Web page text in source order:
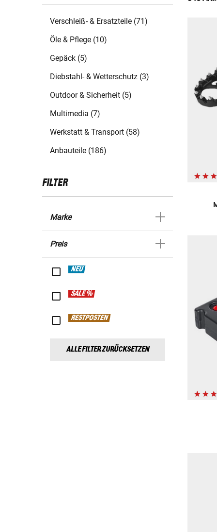
Verschleiß- & Ersatzteile (71)
Öle & Pflege (10)
Gepäck (5)
Diebstahl- & Wetterschutz (3)
Outdoor & Sicherheit (5)
Multimedia (7)
Werkstatt & Transport (58)
Anbauteile (186)
FILTER
Marke
Preis
NEU
SALE %
RESTPOSTEN
ALLE FILTER ZURÜCKSETZEN